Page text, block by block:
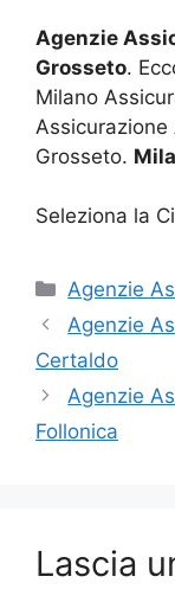
Agenzie
Grosseto.
Milano
Grosseto.
Seleziona la
Categorie
Agenzie
Agenzie
Certaldo
Agenzie
Follonica
Lascia